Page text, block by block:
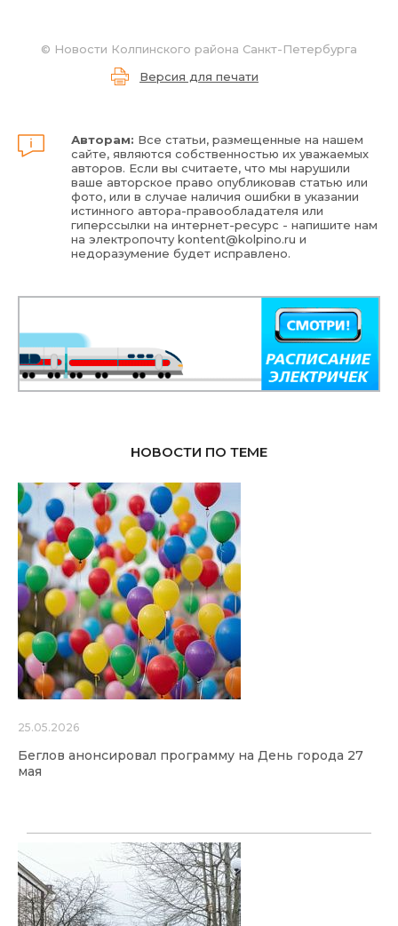
© Новости Колпинского района Санкт-Петербурга
Версия для печати
Авторам: Все статьи, размещенные на нашем
сайте, являются собственностью их уважаемых
авторов. Если вы считаете, что мы нарушили
ваше авторское право опубликовав статью или
фото, или в случае наличия ошибки в указании
истинного автора-правообладателя или
гиперссылки на интернет-ресурс - напишите нам
на электропочтуkontent@kolpino.ru и
недоразумение будет исправлено.
НОВОСТИ ПО ТЕМЕ
25.05.2026
Беглов анонсировал программу на День города 27
мая